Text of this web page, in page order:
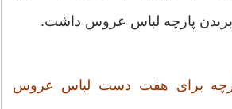
بریدن پارچه لباس عروس داشت.
براى هفت دست لباس عروس